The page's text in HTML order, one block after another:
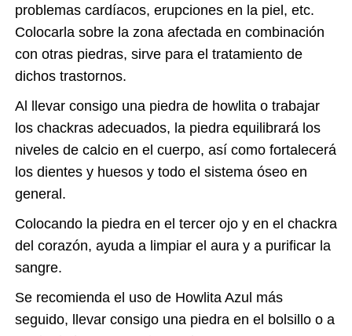
problemas cardíacos, erupciones en la piel, etc.
Colocarla sobre la zona afectada en combinación
con otras piedras, sirve para el tratamiento de
dichos trastornos.
Al llevar consigo una piedra de howlita o trabajar
los chackras adecuados, la piedra equilibrará los
niveles de calcio en el cuerpo, así como fortalecerá
los dientes y huesos y todo el sistema óseo en
general.
Colocando la piedra en el tercer ojo y en el chackra
del corazón, ayuda a limpiar el aura y a purificar la
sangre.
Se recomienda el uso de Howlita Azul más
seguido, llevar consigo una piedra en el bolsillo o a